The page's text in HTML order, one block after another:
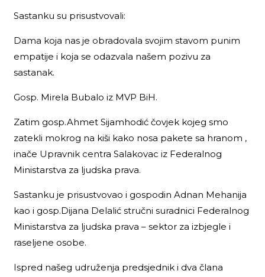
Sastanku su prisustvovali:
Dama koja nas je obradovala svojim stavom punim
empatije i koja se odazvala našem pozivu za
sastanak.
Gosp. Mirela Bubalo iz MVP BiH.
Zatim gosp.Ahmet Sijamhodić čovjek kojeg smo
zatekli mokrog na kiši kako nosa pakete sa hranom ,
inače Upravnik centra Salakovac iz Federalnog
Ministarstva za ljudska prava.
Sastanku je prisustvovao i gospodin Adnan Mehanija
kao i gosp.Dijana Delalić stručni suradnici Federalnog
Ministarstva za ljudska prava – sektor za izbjegle i
raseljene osobe.
Ispred našeg udruženja predsjednik i dva člana